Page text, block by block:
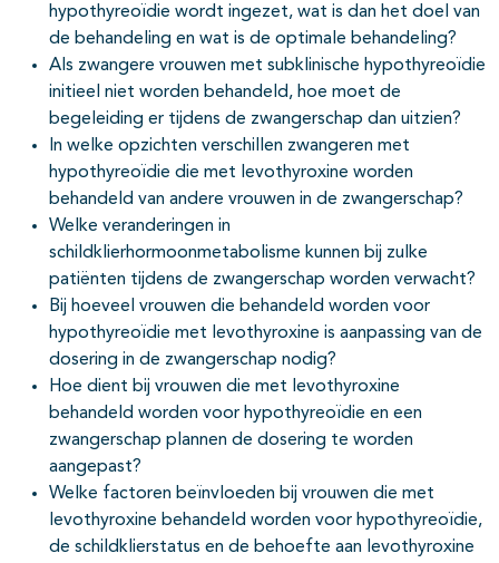
open- en dichtklappen
hypothyreoïdie wordt ingezet, wat is dan het doel van
de behandeling en wat is de optimale behandeling?
Als zwangere vrouwen met subklinische hypothyreoïdie
initieel niet worden behandeld, hoe moet de
begeleiding er tijdens de zwangerschap dan uitzien?
In welke opzichten verschillen zwangeren met
hypothyreoïdie die met levothyroxine worden
behandeld van andere vrouwen in de zwangerschap?
Welke veranderingen in
schildklierhormoonmetabolisme kunnen bij zulke
patiënten tijdens de zwangerschap worden verwacht?
Bij hoeveel vrouwen die behandeld worden voor
hypothyreoïdie met levothyroxine is aanpassing van de
dosering in de zwangerschap nodig?
Hoe dient bij vrouwen die met levothyroxine
behandeld worden voor hypothyreoïdie en een
zwangerschap plannen de dosering te worden
aangepast?
Welke factoren beïnvloeden bij vrouwen die met
levothyroxine behandeld worden voor hypothyreoïdie,
de schildklierstatus en de behoefte aan levothyroxine